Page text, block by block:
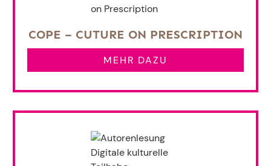
COPE – CUTURE ON PRESCRIPTION
MEHR DAZU